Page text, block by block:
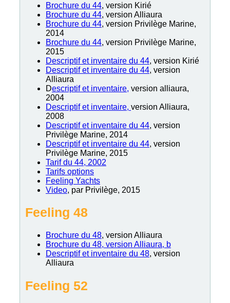
Brochure du 44, version Kirié
Brochure du 44, version Alliaura
Brochure du 44, version Privilège Marine,
2014
Brochure du 44, version Privilège Marine,
2015
Descriptif et inventaire du 44, version Kirié
Descriptif et inventaire du 44, version
Alliaura
Descriptif et inventaire, version alliaura,
2004
Descriptif et inventaire, version Alliaura,
2008
Descriptif et inventaire du 44, version
Privilège Marine, 2014
Descriptif et inventaire du 44, version
Privilège Marine, 2015
Tarif du 44, 2002
Tarifs options
Feeling Yachts
Video, par Privilège, 2015
Feeling 48
Brochure du 48, version Alliaura
Brochure du 48, version Alliaura, b
Descriptif et inventaire du 48, version
Alliaura
Feeling 52